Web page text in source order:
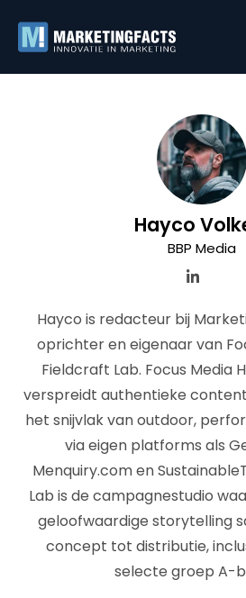
Hayco
BBP Media
Hayco is redacteur bij
oprichter en eigenaar van
Fieldcraft Lab. Focus Media
verspreidt authentieke
het snijvlak van outdoor,
via eigen platforms als
Menquiry.com en
Lab is de campagnestudio
geloofwaardige storytelling
concept tot distributie,
selecte groep A-